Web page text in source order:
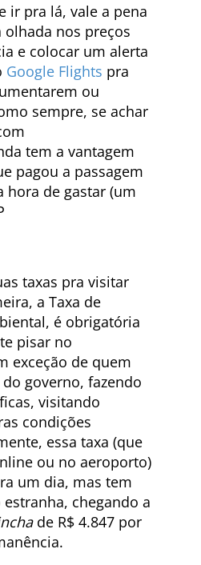
ir pra lá, vale a pena
nos preços
e colocar um alerta
Google Flights pra
ou
sempre, se achar
tem a vantagem
pagou a passagem
hora de gastar (um
taxas pra visitar
a Taxa de
é obrigatória
pisar no
exceção de quem
governo, fazendo
visitando
condições
essa taxa (que
ou no aeroporto)
um dia, mas tem
chegando a
de R$ 4.847 por